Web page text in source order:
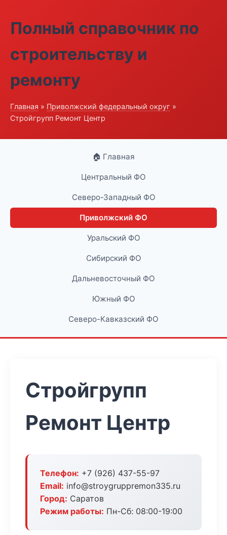
Полный справочник по
строительству и
ремонту
Главная » Приволжский федеральный округ »
Стройгрупп Ремонт Центр
🏠 Главная
Центральный ФО
Северо-Западный ФО
Приволжский ФО
Уральский ФО
Сибирский ФО
Дальневосточный ФО
Южный ФО
Северо-Кавказский ФО
Стройгрупп
Ремонт Центр
Телефон: +7 (926) 437-55-97
Email: info@stroygruppremon335.ru
Город: Саратов
Режим работы: Пн-Сб: 08:00-19:00